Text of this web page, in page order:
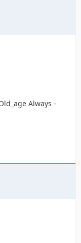
0x0032   100
Always -